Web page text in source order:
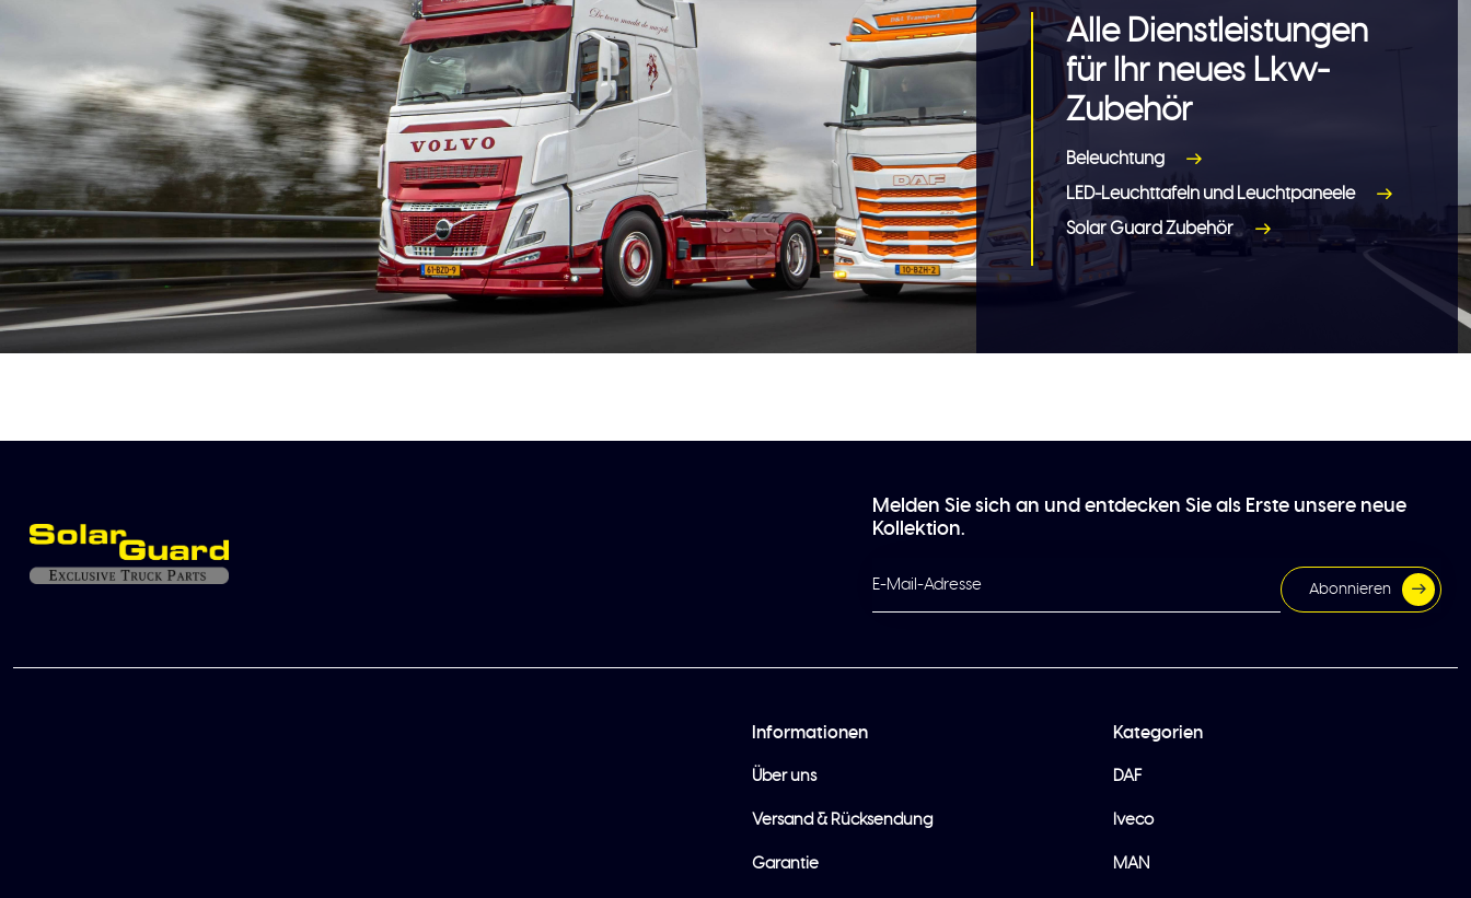
Alle Dienstleistungen
für Ihr neues Lkw-
Zubehör
Beleuchtung
LED-Leuchttafeln und Leuchtpaneele
Solar Guard Zubehör
Melden Sie sich an und entdecken Sie als Erste unsere neue
Kollektion.
Abonnieren
Informationen
Über uns
Versand & Rücksendung
Garantie
Kategorien
DAF
Iveco
MAN